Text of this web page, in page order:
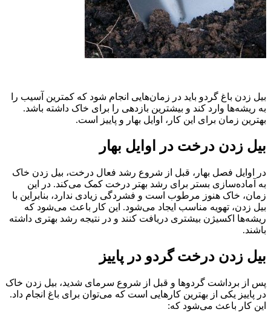
بیل زدن باغ گردو باید در زمان‌هایی انجام شود که کمترین آسیب را
به ریشه‌ها وارد کند و بیشترین بازدهی را برای خاک داشته باشد.
بهترین زمان برای این کار، اوایل بهار و پاییز است.
بیل زدن درخت در اوایل بهار
در اوایل فصل بهار، قبل از شروع رشد فعال درخت، بیل زدن خاک
به آماده‌سازی بستر برای رشد بهتر درخت کمک می‌کند. در این
زمان، خاک هنوز مرطوب است و فشردگی زیادی ندارد، بنابراین با
بیل زدن، تهویه مناسب ایجاد می‌شود. این کار باعث می‌شود که
ریشه‌ها اکسیژن بیشتری دریافت کنند و در نتیجه رشد بهتری داشته
باشند.
بیل زدن درخت گردو در پاییز
پس از برداشت گردوها و قبل از شروع سرمای شدید، بیل زدن خاک
در پاییز یکی از بهترین کارهایی است که می‌توان برای باغ انجام داد.
این کار باعث می‌شود که: